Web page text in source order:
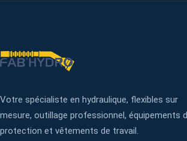
Votre spécialiste en hydraulique, flexibles sur
mesure, outillage professionnel, équipements
protection et vêtements de travail.